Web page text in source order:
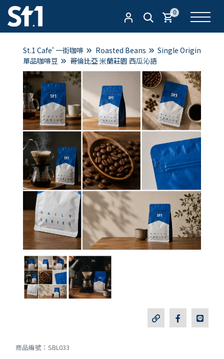
0
St.1 Cafe' 一街咖啡 Roasted Beans
Single Origin
單品咖啡豆
哥倫比亞 米蘭莊園 西瓜沁語
商品編號：SBL033